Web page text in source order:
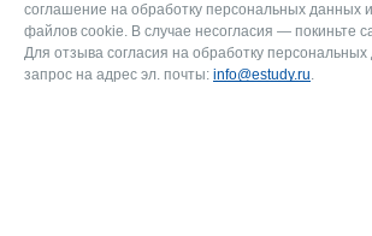
соглашение на обработку персональных данных
файлов cookie. В случае несогласия — покиньте
Для отзыва согласия на обработку
запрос на адрес эл. почты: info@estudy.ru.